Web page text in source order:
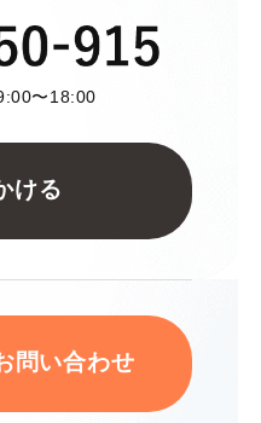
〜18:00
ける
問い合わせ